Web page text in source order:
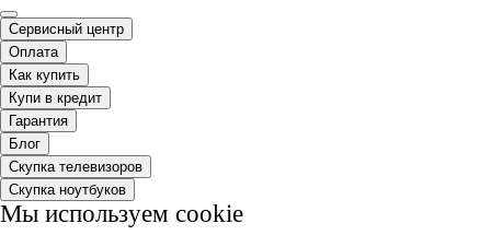
Сервисный центр
Оплата
Как купить
Купи в кредит
Гарантия
Блог
Скупка телевизоров
Скупка ноутбуков
Мы используем cookie